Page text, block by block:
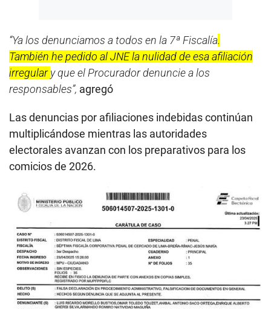
“Ya los denunciamos a todos en la 7ª Fiscalía.
También he pedido al JNE la nulidad de esa afiliación
irregulary que el Procurador denuncie a los
responsables”, agregó
Las denuncias por afiliaciones indebidas continúan
multiplicándose mientras las autoridades
electorales avanzan con los preparativos para los
comicios de 2026.